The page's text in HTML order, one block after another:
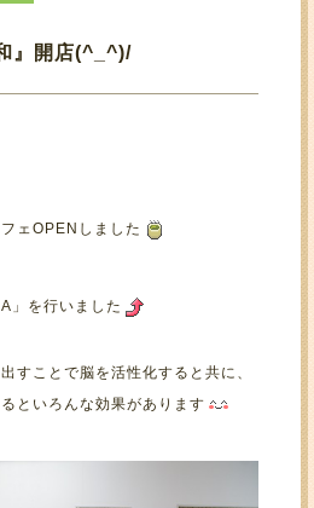
』開店(^_^)/
ェOPENしました
」を行いました
すことで脳を活性化すると共に、
といろんな効果があります